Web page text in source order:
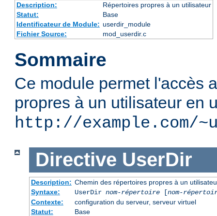
Description:
Répertoires propres à un utilisateur
Statut:
Base
Identificateur de Module: userdir_module
Fichier Source:
mod_userdir.c
Sommaire
Ce module permet l'accès
propres à un utilisateur en
http://example.com/
Directive UserDir
Description: Chemin des répertoires propres à un
Syntaxe:
UserDir nom-répertoire[nom-
Contexte:
configuration du serveur, serveur virtuel
Statut:
Base